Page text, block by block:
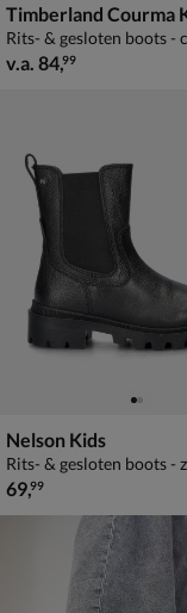
Timberland Courma
Rits- & gesloten boots -
vanaf € 84,99
v.a. 84,99
Nelson Kids
Rits- & gesloten boots -
€ 69,99
69,99